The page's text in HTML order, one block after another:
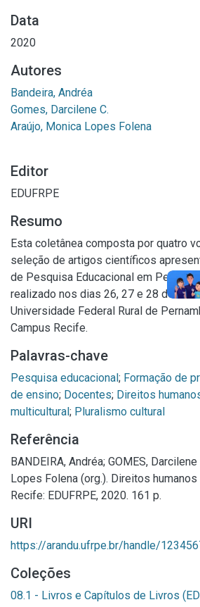
Data
2020
Autores
Bandeira, Andréa
Gomes, Darcilene C.
Araújo, Monica Lopes Folena
Editor
EDUFRPE
Resumo
Esta coletânea composta por quatro
seleção de artigos científicos
de Pesquisa Educacional em
realizado nos dias 26, 27 e 28 de
Universidade Federal Rural de
Campus Recife.
Palavras-chave
Pesquisa educacional; Formação de
de ensino; Docentes; Direitos
multicultural; Pluralismo cultural
Referência
BANDEIRA, Andréa; GOMES,
Lopes Folena (org.). Direitos
Recife: EDUFRPE, 2020. 161 p.
URI
https://arandu.ufrpe.br/handle/
Coleções
08.1 - Livros e Capítulos de Livros